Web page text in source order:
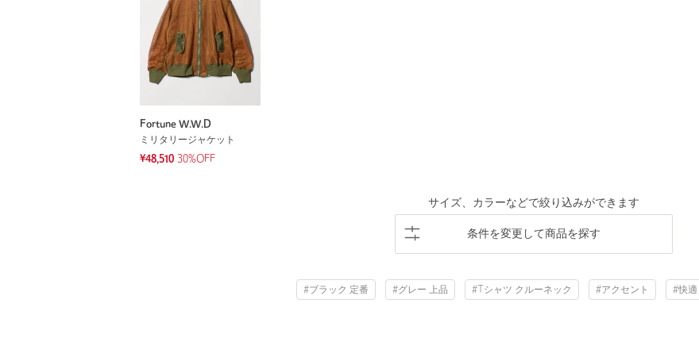
Fortune W.W.D
ミリタリージャケット
¥48,510 30%OFF
サイズ、カラーなどで絞り込みができます
条件を変更して商品を探す
#ブラック 定番 #グレー 上品 #Tシャツ クルーネック #アクセント #快適